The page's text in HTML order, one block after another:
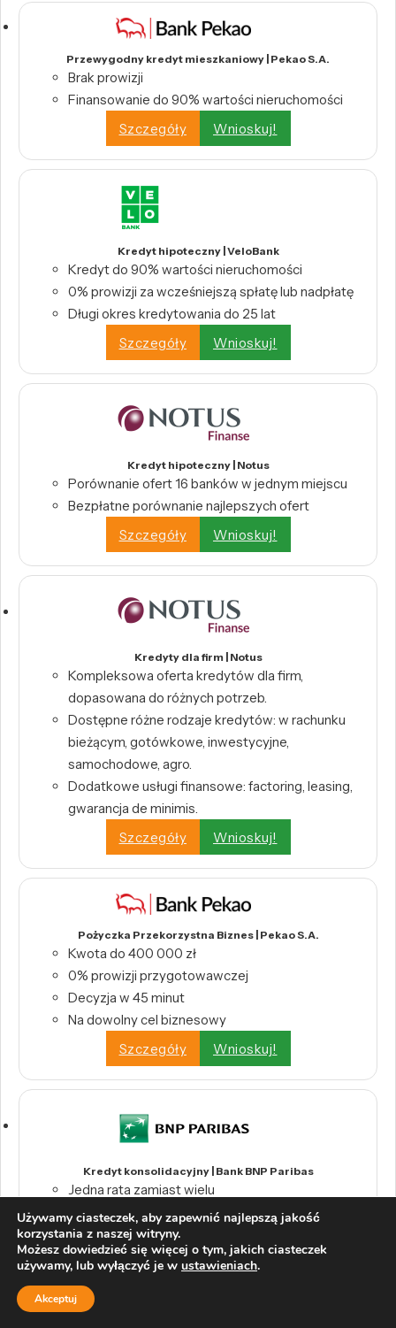
Przewygodny kredyt mieszkaniowy | Pekao S.A.
Brak prowizji
Finansowanie do 90% wartości nieruchomości
Szczegóły
Wnioskuj!
Kredyt hipoteczny | VeloBank
Kredyt do 90% wartości nieruchomości
0% prowizji za wcześniejszą spłatę lub nadpłatę
Długi okres kredytowania do 25 lat
Szczegóły
Wnioskuj!
Kredyt hipoteczny | Notus
Porównanie ofert 16 banków w jednym miejscu
Bezpłatne porównanie najlepszych ofert
Szczegóły
Wnioskuj!
Kredyty dla firm | Notus
Kompleksowa oferta kredytów dla firm,
dopasowana do różnych potrzeb.
Dostępne różne rodzaje kredytów: w rachunku
bieżącym, gotówkowe, inwestycyjne,
samochodowe, agro.
Dodatkowe usługi finansowe: factoring, leasing,
gwarancja de minimis.
Szczegóły
Wnioskuj!
Pożyczka Przekorzystna Biznes | Pekao S.A.
Kwota do 400 000 zł
0% prowizji przygotowawczej
Decyzja w 45 minut
Na dowolny cel biznesowy
Szczegóły
Wnioskuj!
Kredyt konsolidacyjny | Bank BNP Paribas
Jedna rata zamiast wielu
Kwota od 1000 zł do 230 000 zł
0% prowizji
Szczegóły
Wnioskuj!
Używamy ciasteczek, aby zapewnić najlepszą jakość
korzystania z naszej witryny.
Możesz dowiedzieć się więcej o tym, jakich ciasteczek
używamy, lub wyłączyć je w ustawieniach.
Akceptuj